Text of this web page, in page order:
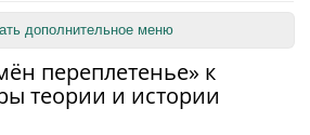
дополнительное меню
переплетенье» к
теории и истории